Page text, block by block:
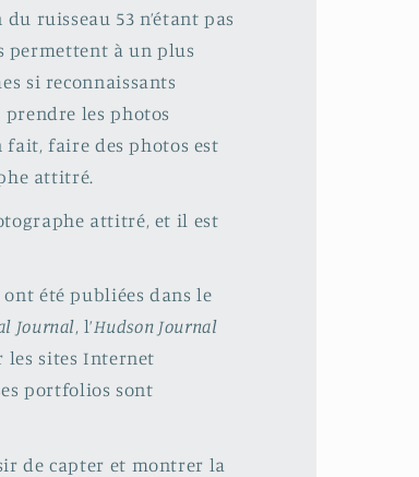
ruisseau 53 n’étant pas
permettent à un plus
si reconnaissants
prendre les photos
fait, faire des photos est
attitré.
attitré, et il est
ont été publiées dans le
Journal, l’Hudson Journal
les sites Internet
portfolios sont
de capter et montrer la